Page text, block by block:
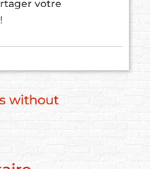
votre
without